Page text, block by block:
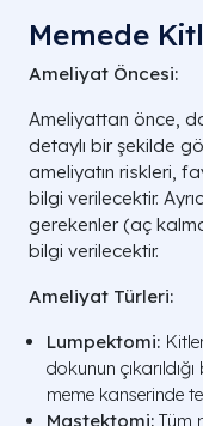
Memede
Ameliyat Öncesi:
Ameliyattan önce,
detaylı bir şekilde
ameliyatın riskleri,
bilgi verilecektir.
gerekenler (aç
bilgi verilecektir.
Ameliyat Türleri:
Lumpektomi:
dokunun
meme kanserinde
Mastektomi: Tüm